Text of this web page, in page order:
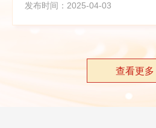
发布时间：2025-04-03
查看更多